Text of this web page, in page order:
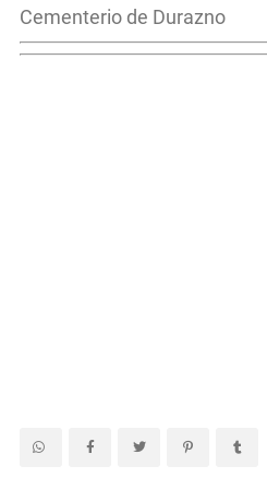
Cementerio de Durazno